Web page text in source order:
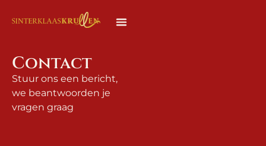
Contact
Stuur ons een bericht,
we beantwoorden je
vragen graag